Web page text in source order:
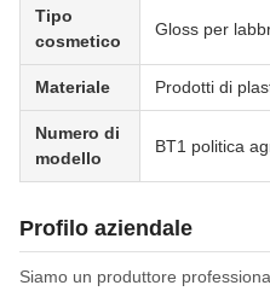
Tipo
cosmetico
Gloss per
Materiale Prodotti di
Numero di
modello
BT1 politica
Profilo aziendale
Siamo un produttore